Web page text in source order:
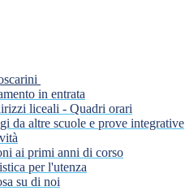
in entrata
liceali - Quadri orari
da altre scuole e prove integrative
ai primi anni di corso
per l'utenza
su di noi